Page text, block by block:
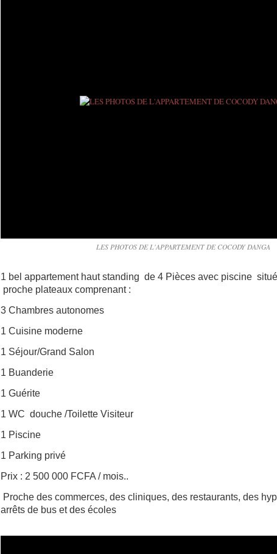
LES PHOTOS DE L'APPARTEMENT DE COCODY DANGA
1 bel appartement haut standing de 4 Pièces avec piscine
proche plateaux comprenant :
3 Chambres autonomes
1 Cuisine moderne
1 Séjour/Grand Salon
1 Buanderie
1 Guérite
1 WC douche /Toilette Visiteur
1 Piscine
1 Parking privé
Prix : 2 500 000 FCFA / mois..
Proche des commerces, des cliniques, des restaurants, des
arrêts de bus et des écoles